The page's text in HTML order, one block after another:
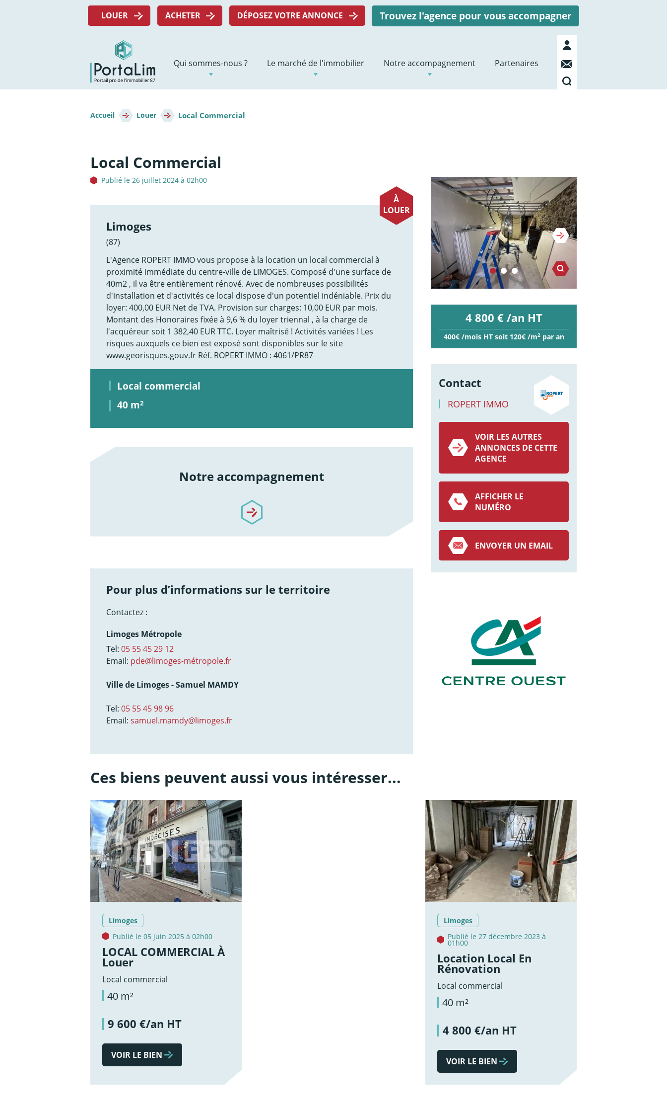
Menu
LOUER ACHETER DÉPOSEZ VOTRE ANNONCE Trouvez l'agence pour vous accompagner
Navigation
principale
Qui sommes-nous ? Le marché de l'immobilier Notre accompagnement Partenaires
Mon
compte
Contact
Recherche
d'Ariane
Accueil Louer Local Commercial
Local Commercial
Publié le 26 juillet 2024 à 02h00
À
LOUER
Limoges
(87)
L'Agence ROPERT IMMO vous propose à la location un local commercial à
proximité immédiate du centre-ville de LIMOGES. Composé d'une surface de
40m2 , il va être entièrement rénové. Avec de nombreuses possibilités
d'installation et d'activités ce local dispose d'un potentiel indéniable. Prix du
loyer: 400,00 EUR Net de TVA. Provision sur charges: 10,00 EUR par mois.
Montant des Honoraires fixée à 9,6 % du loyer triennal , à la charge de
l'acquéreur soit 1 382,40 EUR TTC. Loyer maîtrisé ! Activités variées ! Les
risques auxquels ce bien est exposé sont disponibles sur le site
www.georisques.gouv.fr Réf. ROPERT IMMO : 4061/PR87
Local commercial
40 m2
Notre accompagnement
/notre-accompagnement
Pour plus d’informations sur le territoire
Contactez :
Limoges Métropole
Tel: 05 55 45 29 12
Email: pde@limoges-métropole.fr
Ville de Limoges - Samuel MAMDY
Tel: 05 55 45 98 96
Email: samuel.mamdy@limoges.fr
4 800 € /an HT
400€ /mois HT soit 120€ /m2par an
Contact
ROPERT IMMO
VOIR LES AUTRES
ANNONCES DE CETTE
AGENCE
AFFICHER LE
NUMÉRO
ENVOYER UN EMAIL
Ces biens peuvent aussi vous intéresser...
Limoges
Publié le 05 juin 2025 à 02h00
LOCAL COMMERCIAL À
Louer
Local commercial
40 m²
9 600 €/an HT
VOIR LE BIEN
Limoges
Publié le 27 décembre 2023 à
01h00
Location Local En
Rénovation
Local commercial
40 m²
4 800 €/an HT
VOIR LE BIEN